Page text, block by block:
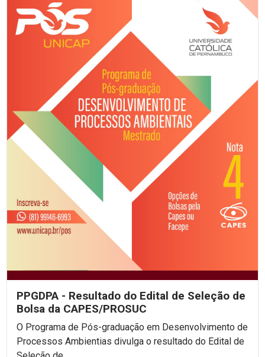
PPGDPA - Resultado do Edital de Seleção de
Bolsa da CAPES/PROSUC
O Programa de Pós-graduação em Desenvolvimento de
Processos Ambientias divulga o resultado do Edital de